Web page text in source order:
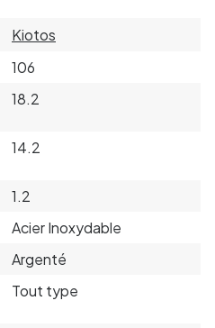
Kiotos
106
18.2
14.2
1.2
Acier Inoxydable
Argenté
Tout type